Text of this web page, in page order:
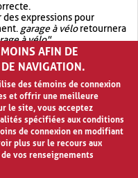
expressions pour
garage à véloretournera
à vélo".
avec OR.garage OR vélo
quegarage à vélo
AFIN DE
DE NAVIGATION.
des témoins de connexion
et offrir une meilleure
le site, vous acceptez
spécifiées aux conditions
de connexion en modifiant
plus sur le recours aux
vos renseignements